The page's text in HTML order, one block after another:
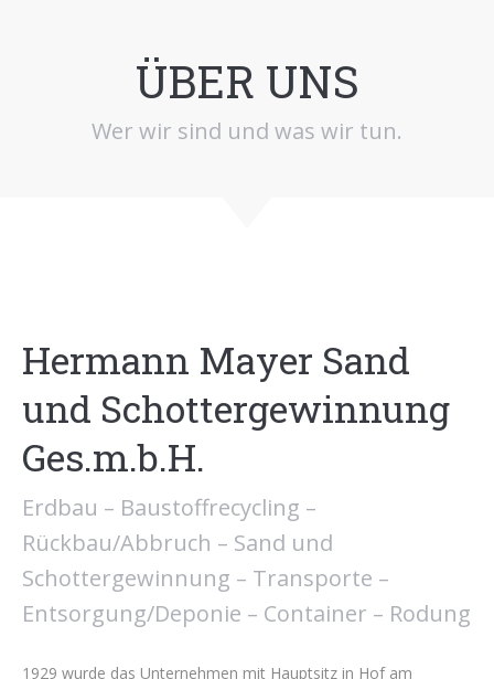
ÜBER UNS
Wer wir sind und was wir tun.
Hermann Mayer Sand
und Schottergewinnung
Ges.m.b.H.
Erdbau – Baustoffrecycling –
Rückbau/Abbruch – Sand und
Schottergewinnung – Transporte –
Entsorgung/Deponie – Container – Rodung
1929 wurde das Unternehmen mit Hauptsitz in Hof am